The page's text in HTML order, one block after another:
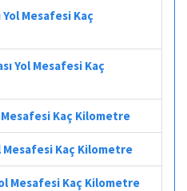
Mesafesi Kaç
Yol Mesafesi Kaç
Mesafesi Kaç Kilometre
Mesafesi Kaç Kilometre
Mesafesi Kaç Kilometre